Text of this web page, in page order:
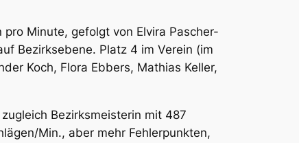
Minute, gefolgt von Elvira Pascher-
Bezirksebene. Platz 4 im Verein (im
Koch, Flora Ebbers, Mathias Keller,
Bezirksmeisterin mit 487
Min., aber mehr Fehlerpunkten,